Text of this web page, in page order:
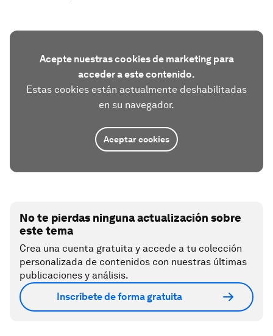
Acepte nuestras cookies de marketing para
acceder a este contenido.
Estas cookies están actualmente deshabilitadas
en su navegador.
Aceptar cookies
No te pierdas ninguna actualización sobre
este tema
Crea una cuenta gratuita y accede a tu colección
personalizada de contenidos con nuestras últimas
publicaciones y análisis.
Inscríbete de forma gratuita